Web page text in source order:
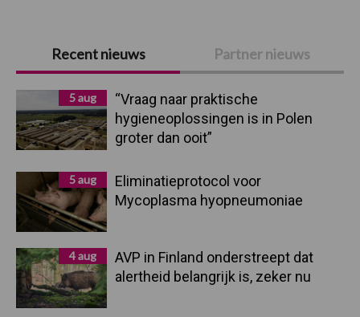
Primaire
Sidebar
Recent nieuws Partner nieuws
5 aug
“Vraag naar praktische
hygieneoplossingen is in Polen
groter dan ooit”
5 aug
Eliminatieprotocol voor
Mycoplasma hyopneumoniae
4 aug
AVP in Finland onderstreept dat
alertheid belangrijk is, zeker nu